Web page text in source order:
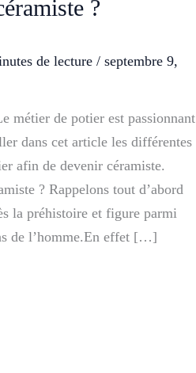
?
de lecture /septembre 9,
métier de potier est passionnant
dans cet article les différentes
afin de devenir céramiste.
? Rappelons tout d’abord
la préhistoire et figure parmi
de l’homme.En effet […]